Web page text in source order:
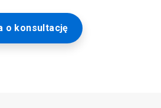
o konsultację